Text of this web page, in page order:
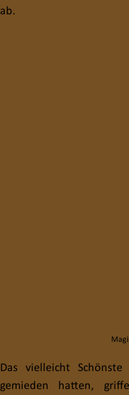
ab.
Das vielleicht
gemieden hatten,